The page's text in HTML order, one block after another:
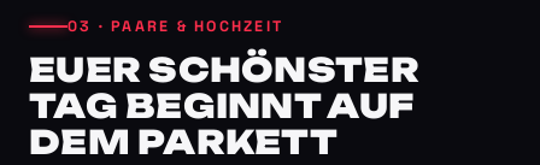
03 · PAARE & HOCHZEIT
EUER SCHÖNSTER
TAG BEGINNT AUF
DEM PARKETT